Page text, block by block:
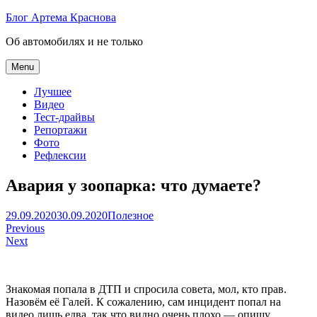
Skip
content
Блог Артема Краснова
Об автомобилях и не только
Menu
Лучшее
Видео
Тест-драйвы
Репортажи
Фото
Рефлексии
Авария у зоопарка: что думаете?
Артем
Краснов
29.09.202030.09.2020Полезное
Навигация
по
Previous
Next
Знакомая попала в ДТП и спросила совета, мол, кто прав.
Назовём её Галей. К сожалению, сам инцидент попал на
видео лишь едва, так что видно очень плохо — опишу